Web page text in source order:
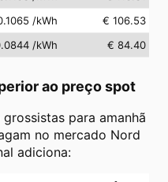
/kWh
€ 106.53
/kWh € 84.40
ao preço spot
para amanhã
no mercado Nord
adiciona: